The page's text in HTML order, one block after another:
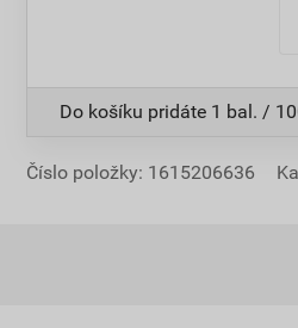
Do košíku pridáte 1 bal. /
Číslo položky: 1615206636